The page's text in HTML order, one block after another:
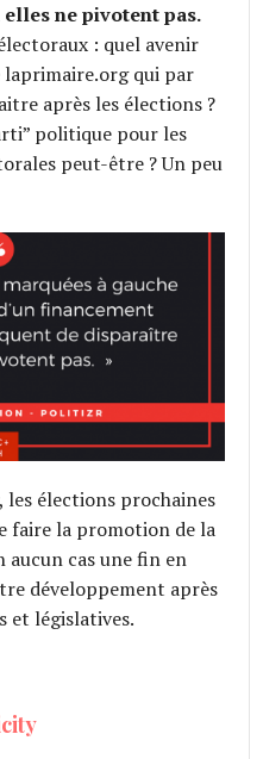
ne pivotent pas.
: quel avenir
qui par
après les élections ?
politique pour les
peut-être ? Un peu
élections prochaines
faire la promotion de la
cas une fin en
développement après
et législatives.